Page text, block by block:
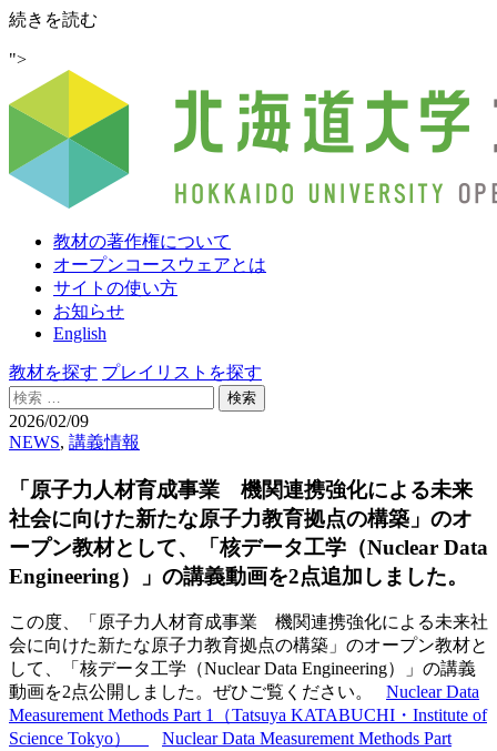
続きを読む
人
材
成
事
機
関
連
携
強
化
に
よ
る
未
社
会
に
向
け
新
た
な
原
子
力
">
教材の著作権について
オープンコースウェアとは
サイトの使い方
お知らせ
English
教材を探す プレイリストを探す
検
索:
2026/02/09
NEWS, 講義情報
「原子力人材育成事業 機関連携強化による未来
社会に向けた新たな原子力教育拠点の構築」のオ
ープン教材として、「核データ工学（Nuclear Data
Engineering）」の講義動画を2点追加しました。
この度、「原子力人材育成事業 機関連携強化による未来社
会に向けた新たな原子力教育拠点の構築」のオープン教材と
して、「核データ工学（Nuclear Data Engineering）」の講義
動画を2点公開しました。ぜひご覧ください。 Nuclear Data
Measurement Methods Part 1（Tatsuya KATABUCHI・Institute of
Science Tokyo）
Nuclear Data Measurement Methods Part